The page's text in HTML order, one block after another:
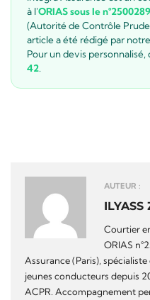
à l'ORIAS sous le
(Autorité de Contrôle
article a été rédigé par
Pour un devis
42
AUTEUR :
ILYASS
Courtier
ORIAS
Assurance (Paris),
jeunes conducteurs depuis
ACPR. Accompagnement